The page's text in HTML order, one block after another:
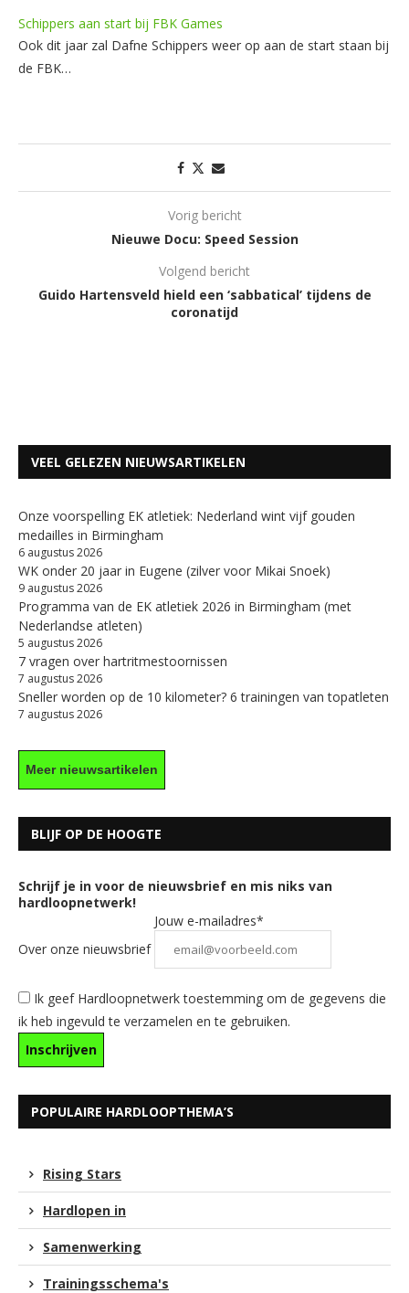
Schippers aan start bij FBK Games
Ook dit jaar zal Dafne Schippers weer op aan de start staan bij
de FBK…
Vorig bericht
Nieuwe Docu: Speed Session
Volgend bericht
Guido Hartensveld hield een ‘sabbatical’ tijdens de
coronatijd
VEEL GELEZEN NIEUWSARTIKELEN
Onze voorspelling EK atletiek: Nederland wint vijf gouden
medailles in Birmingham
6 augustus 2026
WK onder 20 jaar in Eugene (zilver voor Mikai Snoek)
9 augustus 2026
Programma van de EK atletiek 2026 in Birmingham (met
Nederlandse atleten)
5 augustus 2026
7 vragen over hartritmestoornissen
7 augustus 2026
Sneller worden op de 10 kilometer? 6 trainingen van topatleten
7 augustus 2026
Meer nieuwsartikelen
BLIJF OP DE HOOGTE
Schrijf je in voor de nieuwsbrief en mis niks van
hardloopnetwerk!
Over onze nieuwsbrief
Jouw e-mailadres*
Ik geef Hardloopnetwerk toestemming om de gegevens die
ik heb ingevuld te verzamelen en te gebruiken.
POPULAIRE HARDLOOPTHEMA’S
Rising Stars
Hardlopen in
Samenwerking
Trainingsschema's